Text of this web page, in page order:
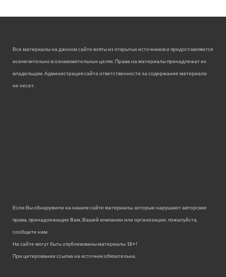
Все материалы на данном сайте взяты из открытых источников и предоставляются
исключительно в ознакомительных целях. Права на материалы принадлежат их
владельцам. Администрация сайта ответственности за содержание материала
не несет.
Если Вы обнаружили на нашем сайте материалы, которые нарушают авторские
права, принадлежащие Вам, Вашей компании или организации, пожалуйста,
сообщите нам.
На сайте могут быть опубликованы материалы 18+!
При цитировании ссылка на источник обязательна.